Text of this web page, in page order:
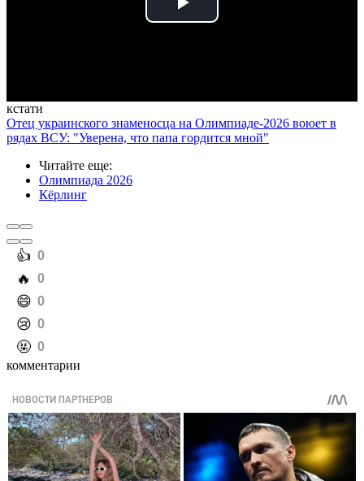
Play
кстати
Отец украинского знаменосца на Олимпиаде-2026 воюет в
рядах ВСУ: "Уверена, что папа гордится мной"
Читайте еще:
Олимпиада 2026
Кёрлинг
️👍 0
️🔥 0
️😄 0
️😢 0
️🤬 0
комментарии